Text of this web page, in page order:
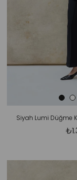
Siyah Lumi Düğme